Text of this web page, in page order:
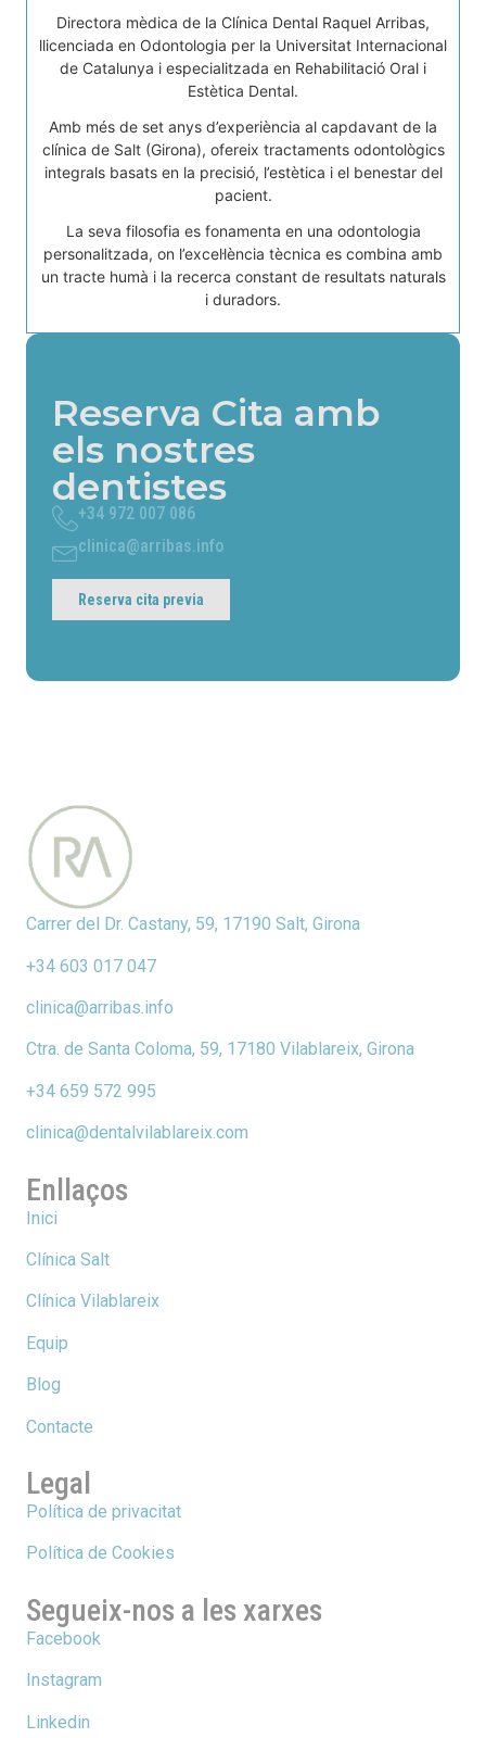
Directora mèdica de la Clínica Dental Raquel Arribas,
llicenciada en Odontologia per la Universitat Internacional
de Catalunya i especialitzada en Rehabilitació Oral i
Estètica Dental.
Amb més de set anys d’experiència al capdavant de la
clínica de Salt (Girona), ofereix tractaments odontològics
integrals basats en la precisió, l’estètica i el benestar del
pacient.
La seva filosofia es fonamenta en una odontologia
personalitzada, on l’excel·lència tècnica es combina amb
un tracte humà i la recerca constant de resultats naturals
i duradors.
Reserva Cita amb
els nostres
dentistes
+34 972 007 086
clinica@arribas.info
Reserva cita previa
Carrer del Dr. Castany, 59, 17190 Salt, Girona
+34 603 017 047
clinica@arribas.info
Ctra. de Santa Coloma, 59, 17180 Vilablareix, Girona
+34 659 572 995
clinica@dentalvilablareix.com
Enllaços
Inici
Clínica Salt
Clínica Vilablareix
Equip
Blog
Contacte
Legal
Política de privacitat
Política de Cookies
Segueix-nos a les xarxes
Facebook
Instagram
Linkedin